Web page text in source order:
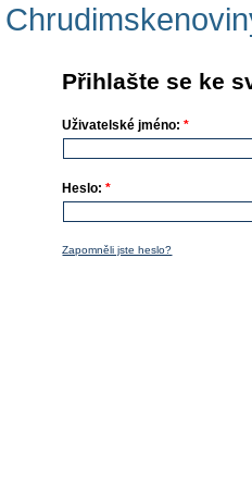
Přihlašte se ke
Uživatelské jméno:*
Heslo:*
Zapomněli jste heslo?